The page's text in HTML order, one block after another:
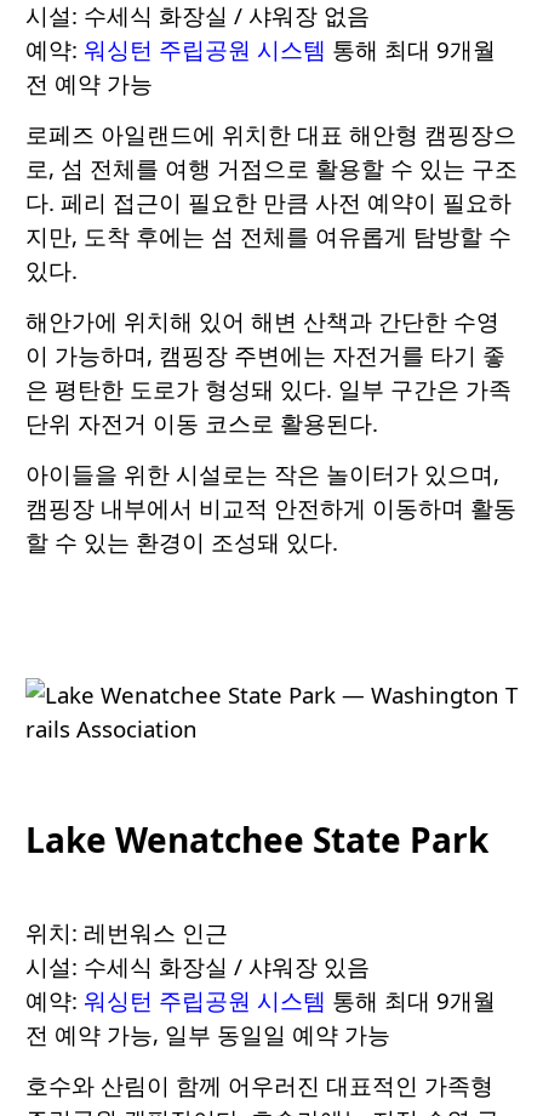
시설: 수세식 화장실 / 샤워장 없음
예약: 워싱턴 주립공원 시스템 통해 최대 9개월
전 예약 가능
로페즈 아일랜드에 위치한 대표 해안형 캠핑장으
로, 섬 전체를 여행 거점으로 활용할 수 있는 구조
다. 페리 접근이 필요한 만큼 사전 예약이 필요하
지만, 도착 후에는 섬 전체를 여유롭게 탐방할 수
있다.
해안가에 위치해 있어 해변 산책과 간단한 수영
이 가능하며, 캠핑장 주변에는 자전거를 타기 좋
은 평탄한 도로가 형성돼 있다. 일부 구간은 가족
단위 자전거 이동 코스로 활용된다.
아이들을 위한 시설로는 작은 놀이터가 있으며,
캠핑장 내부에서 비교적 안전하게 이동하며 활동
할 수 있는 환경이 조성돼 있다.
Lake Wenatchee State Park
위치: 레번워스 인근
시설: 수세식 화장실 / 샤워장 있음
예약: 워싱턴 주립공원 시스템 통해 최대 9개월
전 예약 가능, 일부 동일일 예약 가능
호수와 산림이 함께 어우러진 대표적인 가족형